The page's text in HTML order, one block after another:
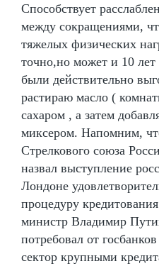
Способствует
между сокращениями,
тяжелых физических
точно,но может и 10 лет
были действительно
растираю масло (
сахаром , а затем
миксером. Напомним,
Стрелкового союза
назвал выступление
Лондоне
процедуру
министр Владимир
потребовал от
сектор крупными